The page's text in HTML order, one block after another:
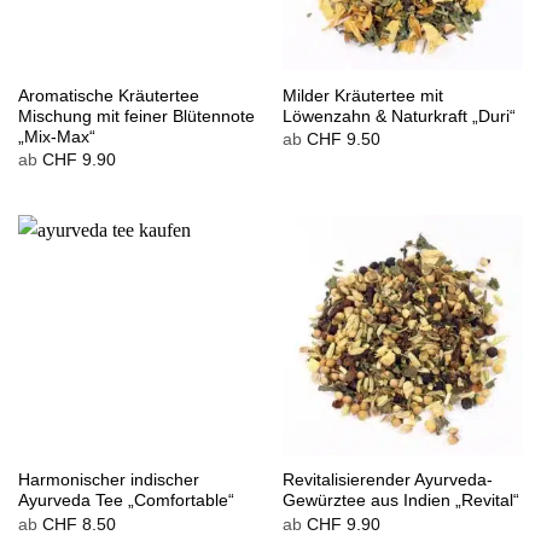
Aromatische Kräutertee
Mischung mit feiner Blütennote
„Mix-Max“
ab CHF 9.90
Milder Kräutertee mit
Löwenzahn & Naturkraft „Duri“
ab CHF 9.50
Harmonischer indischer
Ayurveda Tee „Comfortable“
ab CHF 8.50
Revitalisierender Ayurveda-
Gewürztee aus Indien „Revital“
ab CHF 9.90